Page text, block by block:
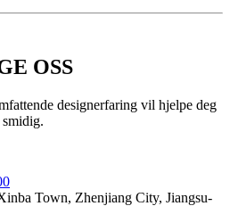
OSS
designerfaring vil hjelpe deg
Town, Zhenjiang City, Jiangsu-